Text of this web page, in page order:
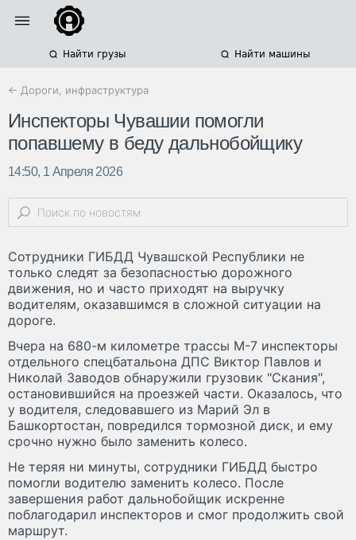
Найти грузы Найти машины
← Дороги, инфраструктура
Инспекторы Чувашии помогли
попавшему в беду дальнобойщику
14:50, 1 Апреля 2026
Сотрудники ГИБДД Чувашской Республики не
только следят за безопасностью дорожного
движения, но и часто приходят на выручку
водителям, оказавшимся в сложной ситуации на
дороге.
Вчера на 680-м километре трассы М-7 инспекторы
отдельного спецбатальона ДПС Виктор Павлов и
Николай Заводов обнаружили грузовик "Скания",
остановившийся на проезжей части. Оказалось, что
у водителя, следовавшего из Марий Эл в
Башкортостан, повредился тормозной диск, и ему
срочно нужно было заменить колесо.
Не теряя ни минуты, сотрудники ГИБДД быстро
помогли водителю заменить колесо. После
завершения работ дальнобойщик искренне
поблагодарил инспекторов и смог продолжить свой
маршрут.